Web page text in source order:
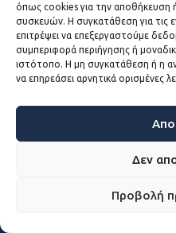
όπως cookies για την αποθήκευση
συσκευών. Η συγκατάθεση για τις
επιτρέψει να επεξεργαστούμε
συμπεριφορά περιήγησης ή
ιστότοπο. Η μη συγκατάθεση ή η
να επηρεάσει αρνητικά ορισμένες
Δεν
Προβολή
Η
Όροι
WEB DEVELOPMENT BY